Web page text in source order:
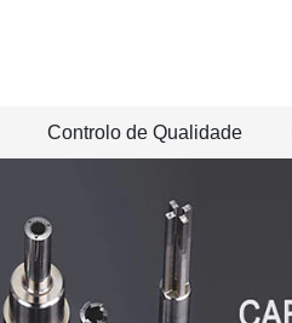
Controlo de Qualidade